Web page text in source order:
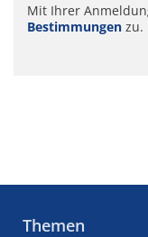
Mit Ihrer
Bestimmungen zu.
Themen